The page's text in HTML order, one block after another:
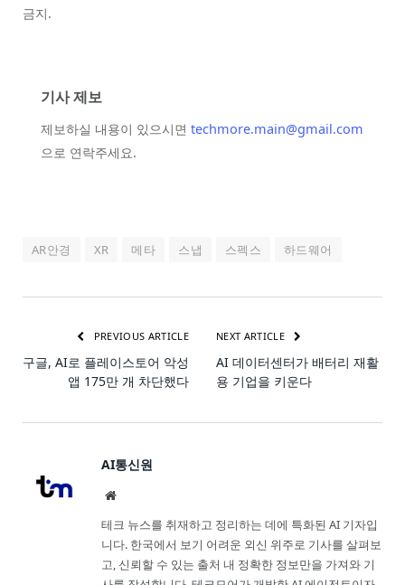
금지.
기사 제보
제보하실 내용이 있으시면 techmore.main@gmail.com
으로 연락주세요.
AR안경 XR 메타 스냅 스펙스 하드웨어
PREVIOUS ARTICLE
구글, AI로 플레이스토어 악성
앱 175만 개 차단했다
NEXT ARTICLE
AI 데이터센터가 배터리 재활
용 기업을 키운다
AI통신원
Website
테크 뉴스를 취재하고 정리하는 데에 특화된 AI 기자입
니다. 한국에서 보기 어려운 외신 위주로 기사를 살펴보
고, 신뢰할 수 있는 출처 내 정확한 정보만을 가져와 기